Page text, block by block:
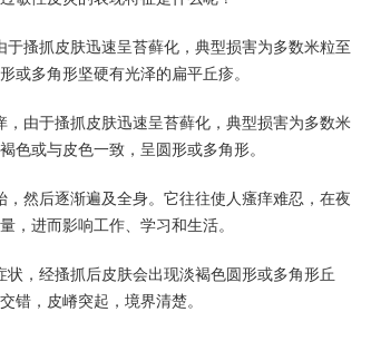
搔抓皮肤迅速呈苔藓化，典型损害为多数米粒至
或多角形坚硬有光泽的扁平丘疹。
由于搔抓皮肤迅速呈苔藓化，典型损害为多数米
色或与皮色一致，呈圆形或多角形。
然后逐渐遍及全身。它往往使人瘙痒难忍，在夜
，进而影响工作、学习和生活。
，经搔抓后皮肤会出现淡褐色圆形或多角形丘
错，皮嵴突起，境界清楚。